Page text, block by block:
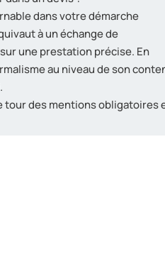
dans votre démarche
à un échange de
une prestation précise. En
au niveau de son
tour des mentions obligatoires